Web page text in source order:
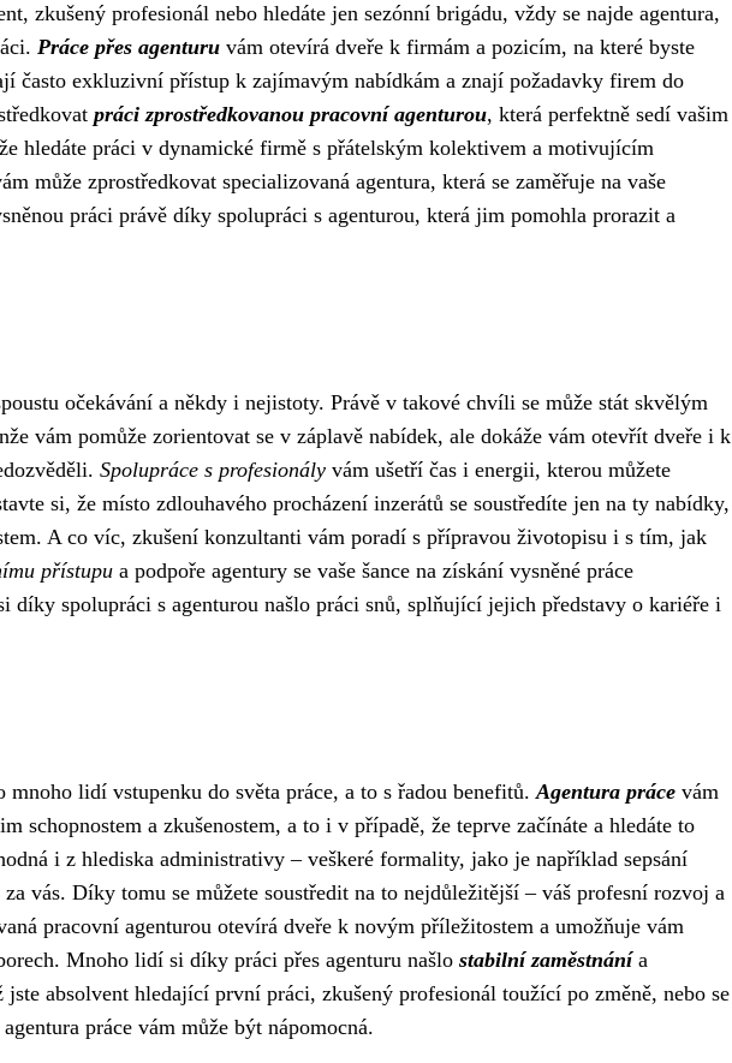
zkušený profesionál nebo hledáte jen sezónní brigádu, vždy se najde agentura,
Práce přes agenturu vám otevírá dveře k firmám a pozicím, na které byste
často exkluzivní přístup k zajímavým nabídkám a znají požadavky firem do
práci zprostředkovanou pracovní agenturou, která perfektně sedí vašim
hledáte práci v dynamické firmě s přátelským kolektivem a motivujícím
může zprostředkovat specializovaná agentura, která se zaměřuje na vaše
práci právě díky spolupráci s agenturou, která jim pomohla prorazit a
očekávání a někdy i nejistoty. Právě v takové chvíli se může stát skvělým
vám pomůže zorientovat se v záplavě nabídek, ale dokáže vám otevřít dveře i k
Spolupráce s profesionály vám ušetří čas i energii, kterou můžete
si, že místo zdlouhavého procházení inzerátů se soustředíte jen na ty nabídky,
A co víc, zkušení konzultanti vám poradí s přípravou životopisu i s tím, jak
přístupu a podpoře agentury se vaše šance na získání vysněné práce
díky spolupráci s agenturou našlo práci snů, splňující jejich představy o kariéře i
mnoho lidí vstupenku do světa práce, a to s řadou benefitů.Agentura práce vám
schopnostem a zkušenostem, a to i v případě, že teprve začínáte a hledáte to
i z hlediska administrativy – veškeré formality, jako je například sepsání
vás. Díky tomu se můžete soustředit na to nejdůležitější – váš profesní rozvoj a
pracovní agenturou otevírá dveře k novým příležitostem a umožňuje vám
Mnoho lidí si díky práci přes agenturu našlo stabilní zaměstnánía
absolvent hledající první práci, zkušený profesionál toužící po změně, nebo se
práce vám může být nápomocná.